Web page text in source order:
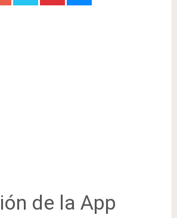
de la App